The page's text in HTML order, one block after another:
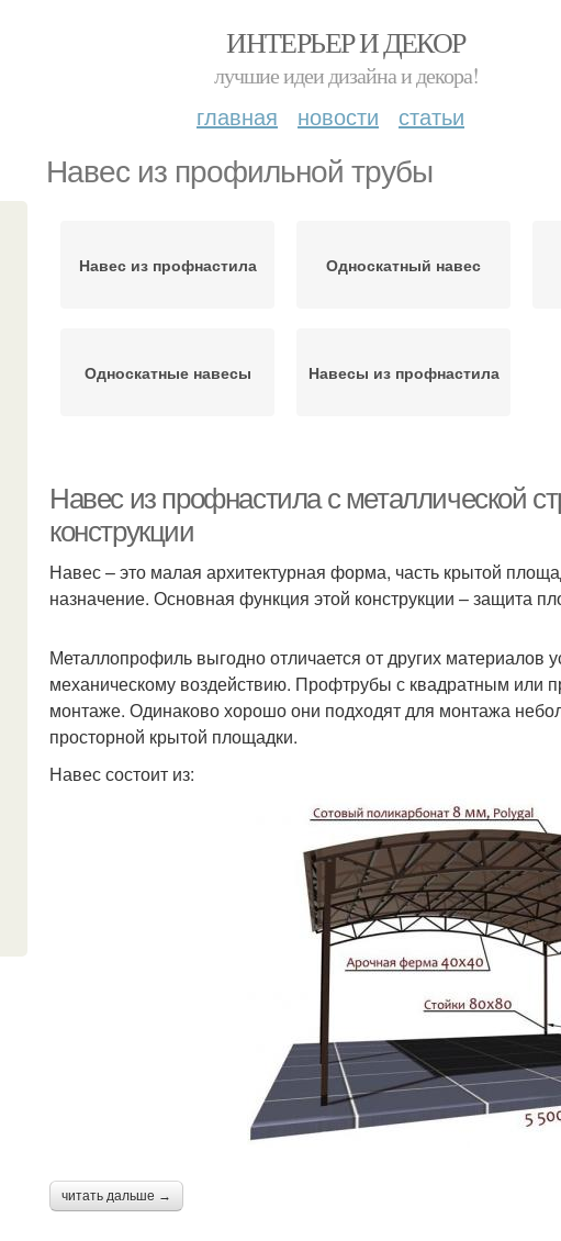
ИНТЕРЬЕР И ДЕКОР
лучшие идеи дизайна и декора!
главная новости статьи
Навес из профильной трубы
Навес из профнастила Односкатный навес
Односкатные навесы Навесы из профнастила
Навес из профнастила с металлической
конструкции
Навес – это малая архитектурная форма, часть крытой
назначение. Основная функция этой конструкции – защита
Металлопрофиль выгодно отличается от других материалов
механическому воздействию. Профтрубы с квадратным или
монтаже. Одинаково хорошо они подходят для монтажа
просторной крытой площадки.
Навес состоит из:
читать дальше →